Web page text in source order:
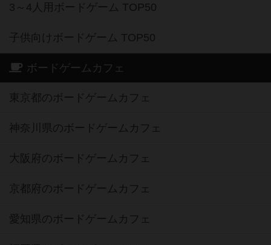
3～4人用ボードゲーム TOP50
子供向けボードゲーム TOP50
ボードゲームカフェ
東京都のボードゲームカフェ
神奈川県のボードゲームカフェ
大阪府のボードゲームカフェ
京都府のボードゲームカフェ
愛知県のボードゲームカフェ